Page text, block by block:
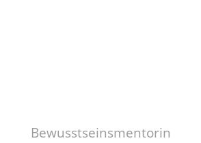
Bewusstseinsmentorin